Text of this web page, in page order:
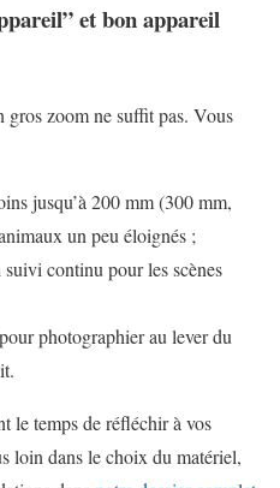
et bon appareil
zoom ne suffit pas. Vous
jusqu’à 200 mm (300 mm,
un peu éloignés ;
continu pour les scènes
photographier au lever du
le temps de réfléchir à vos
loin dans le choix du matériel,